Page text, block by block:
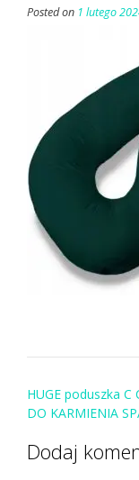
Posted on 1 lutego
Post
navigation
HUGE poduszka C
DO KARMIENIA
Dodaj